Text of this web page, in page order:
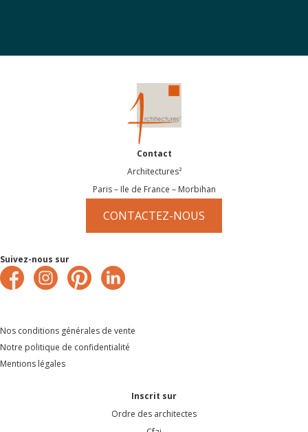
Contact
Architectures²
Paris – Ile de France – Morbihan
CONTACTEZ-NOUS
Suivez-nous sur
Nos conditions générales de vente
Notre politique de confidentialité
Mentions légales
Inscrit sur
Ordre des architectes